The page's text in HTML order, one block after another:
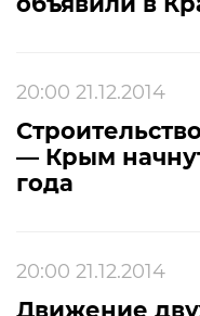
20:00 21.12.2014
— Крым начнут
года
20:00 21.12.2014
Движение